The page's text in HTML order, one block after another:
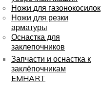
Ножи для газонокосилок
Ножи для резки
арматуры
Оснастка для
заклепочников
Запчасти и оснастка к
заклёпочникам
EMHART